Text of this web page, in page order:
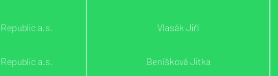
a.s. Vlasák Jiří
a.s. Beníšková Jitka